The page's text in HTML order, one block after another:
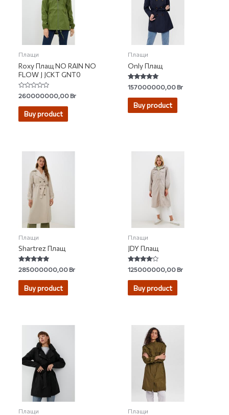
Плащи
Roxy Плащ NO RAIN NO
FLOW J JCKT GNT0
Rated
0
out
260000000,00Br
Buy product
Плащи
Only Плащ
Rated
4.80
out of 5
157000000,00Br
Buy product
Плащи
Shartrez Плащ
Rated
5.00
out of 5
285000000,00Br
Buy product
Плащи
JDY Плащ
Rated
3.83
out of 5
125000000,00Br
Buy product
Плащи Плащи